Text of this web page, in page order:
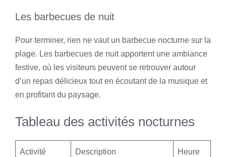
Les barbecues de nuit
Pour terminer, rien ne vaut un barbecue nocturne sur la
plage. Les barbecues de nuit apportent une ambiance
festive, où les visiteurs peuvent se retrouver autour
d’un repas délicieux tout en écoutant de la musique et
en profitant du paysage.
Tableau des activités nocturnes
Activité Description Heure